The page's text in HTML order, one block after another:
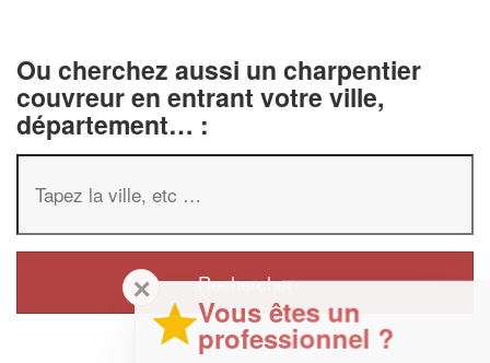
Ou cherchez aussi un charpentier
couvreur en entrant votre ville,
département… :
✕
Vous êtes un
professionnel ?